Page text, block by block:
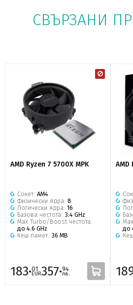
СВЪРЗАНИ
AMD Ryzen 7 5700X MPK
Сокет: AM4
Физически ядра: 8
Логически ядра: 16
Базова честота: 3.4 GHz
Max Turbo/Boost честота:
до 4.6 GHz
Кеш памет: 36 MB
183·01
EUR357·94
лв.
AMD
до